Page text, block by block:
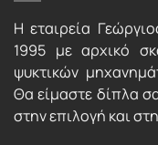
Η εταιρεία
1995 με αρχικό
ψυκτικών
Θα είμαστε δίπλα
στην επιλογή και